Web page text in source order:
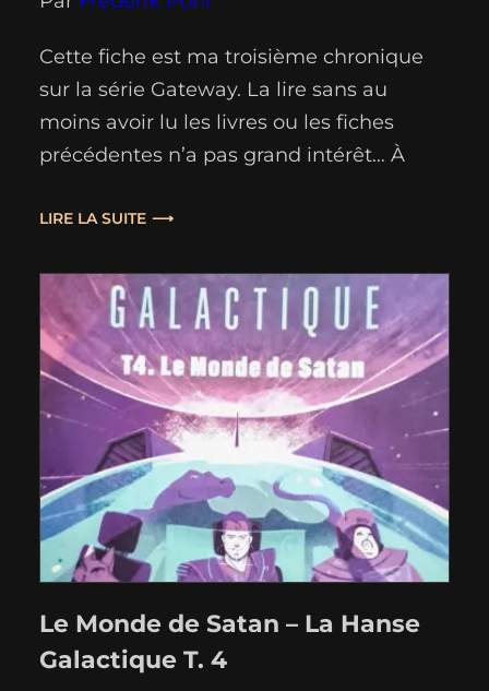
Cette fiche est ma troisième chronique
sur la série Gateway. La lire sans au
moins avoir lu les livres ou les fiches
précédentes n’a pas grand intérêt… À
inutile que j’en fasse des tonnes avec ce
série, même…
LIRE LA SUITE
Le Monde de Satan – La Hanse
Galactique T. 4